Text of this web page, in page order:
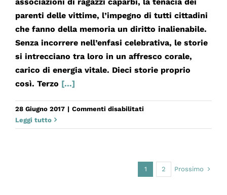
parenti delle vittime, l’impegno di tutti cittadini
che fanno della memoria un diritto inalienabile.
Senza incorrere nell’enfasi celebrativa, le storie
si intrecciano tra loro in un affresco corale,
carico di energia vitale. Dieci storie proprio
così. Terzo [...]
28 Giugno 2017 | Commenti disabilitatisu
STORIE
TERZO
ATTO
Leggi tutto
1 2 Prossimo